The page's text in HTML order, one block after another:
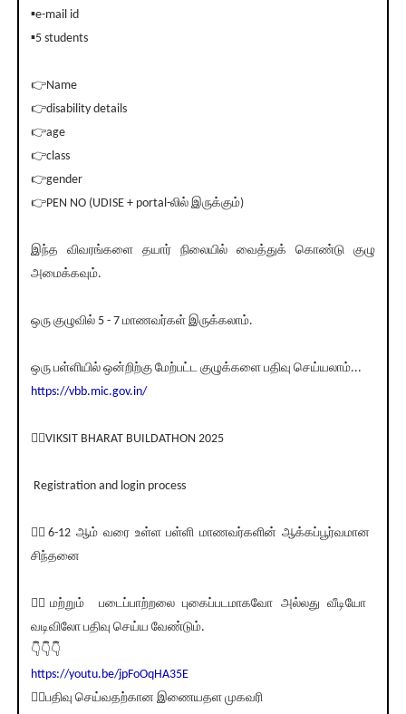
▪️e-mail id
▪️5 students
👉Name
👉disability details
👉age
👉class
👉gender
👉PEN NO (UDISE + portal-லில் இருக்கும்)
இந்த விவரங்களை தயார் நிலையில் வைத்துக் கொண்டு குழு
அமைக்கவும்.
ஒரு குழுவில் 5 - 7 மாணவர்கள் இருக்கலாம்.
ஒரு பள்ளியில் ஒன்றிற்கு மேற்பட்ட குழுக்களை பதிவு செய்யலாம்...
https://vbb.mic.gov.in/
💁‍♂️VIKSIT BHARAT BUILDATHON 2025
Registration and login process
💁‍♂️6-12 ஆம் வரை உள்ள பள்ளி மாணவர்களின் ஆக்கப்பூர்வமான
சிந்தனை
💁‍♂️மற்றும் படைப்பாற்றலை புகைப்படமாகவோ அல்லது வீடியோ
வடிவிலோ பதிவு செய்ய வேண்டும்.
👇👇👇
https://youtu.be/jpFoOqHA35E
💁‍♂️பதிவு செய்வதற்கான இணையதள முகவரி